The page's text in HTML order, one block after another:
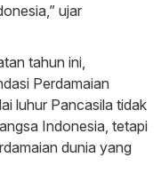
ujar
tahun ini,
Perdamaian
luhur Pancasila tidak
Indonesia, tetapi
dunia yang